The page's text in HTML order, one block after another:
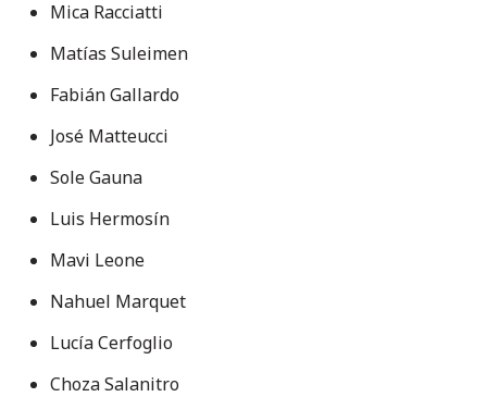
Mica Racciatti
Matías Suleimen
Fabián Gallardo
José Matteucci
Sole Gauna
Luis Hermosín
Mavi Leone
Nahuel Marquet
Lucía Cerfoglio
Choza Salanitro